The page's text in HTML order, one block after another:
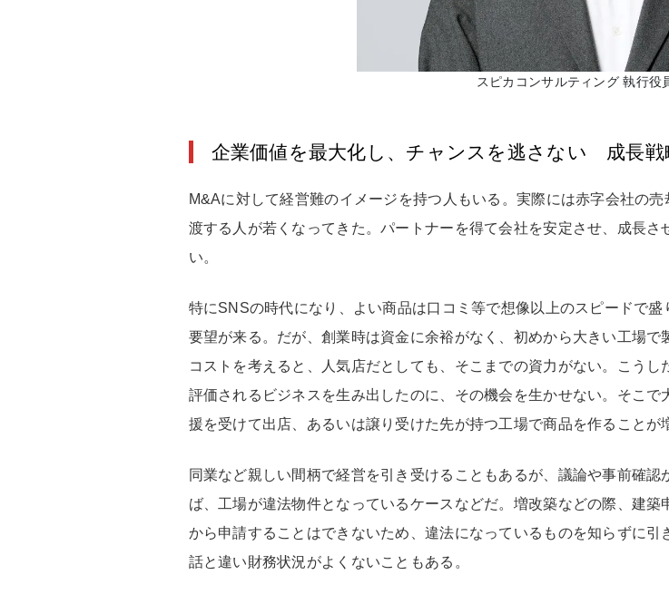
スピカコンサルティング 執行役
企業価値を最大化し、チャンスを逃さない 成長戦
M&Aに対して経営難のイメージを持つ人もいる。実際には赤字会社の
渡する人が若くなってきた。パートナーを得て会社を安定させ、成長
い。
特にSNSの時代になり、よい商品は口コミ等で想像以上のスピードで
要望が来る。だが、創業時は資金に余裕がなく、初めから大きい工場
コストを考えると、人気店だとしても、そこまでの資力がない。こう
評価されるビジネスを生み出したのに、その機会を生かせない。そこ
援を受けて出店、あるいは譲り受けた先が持つ工場で商品を作ることが
同業など親しい間柄で経営を引き受けることもあるが、議論や事前確
ば、工場が違法物件となっているケースなどだ。増改築などの際、建
から申請することはできないため、違法になっているものを知らずに
話と違い財務状況がよくないこともある。